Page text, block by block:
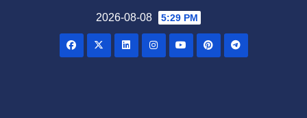
2026-08-08 5:29 PM